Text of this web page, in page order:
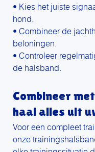
• Kies het juiste
hond.
• Combineer de
beloningen.
• Controleer
de halsband.
Combineer
haal alles uit
Voor een compleet
onze